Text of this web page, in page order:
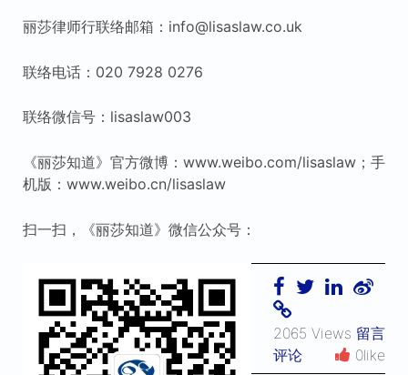
丽莎律师行联络邮箱：info@lisaslaw.co.uk
联络电话：020 7928 0276
联络微信号：lisaslaw003
《丽莎知道》官方微博：www.weibo.com/lisaslaw；手
机版：www.weibo.cn/lisaslaw
扫一扫，《丽莎知道》微信公众号：
2065 Views 留言
评论
0like